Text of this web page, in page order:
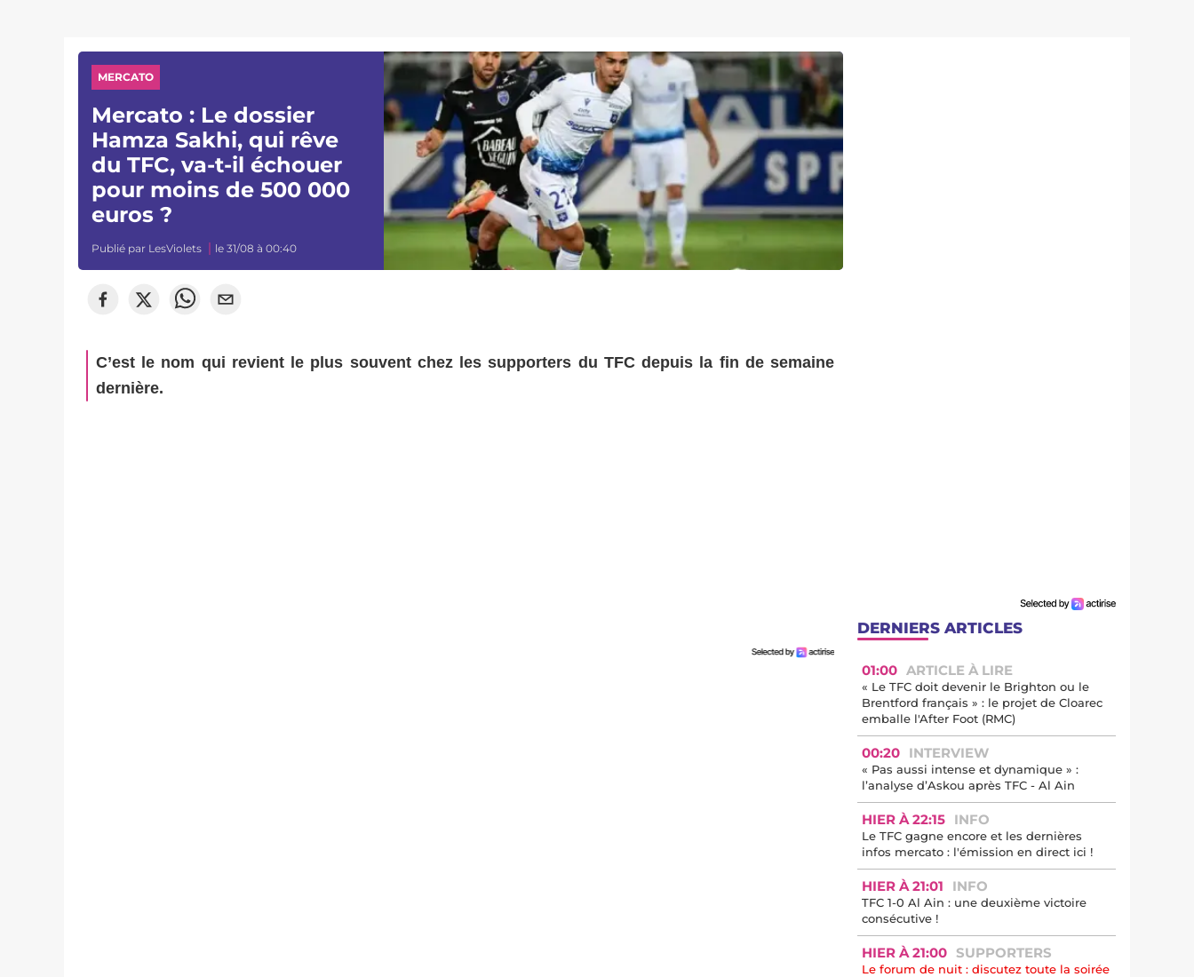
MERCATO
Mercato : Le dossier
Hamza Sakhi, qui rêve
du TFC, va-t-il échouer
pour moins de 500 000
euros ?
Publié par LesViolets le 31/08 à 00:40
C’est le nom qui revient le plus souvent chez les supporters du TFC depuis la fin de semaine
dernière.
DERNIERS ARTICLES
01:00 ARTICLE À LIRE
« Le TFC doit devenir le Brighton ou le
Brentford français » : le projet de Cloarec
emballe l'After Foot (RMC)
00:20 INTERVIEW
« Pas aussi intense et dynamique » :
l’analyse d’Askou après TFC - Al Ain
HIER À 22:15 INFO
Le TFC gagne encore et les dernières
infos mercato : l'émission en direct ici !
HIER À 21:01 INFO
TFC 1-0 Al Ain : une deuxième victoire
consécutive !
HIER À 21:00 SUPPORTERS
Le forum de nuit : discutez toute la soirée